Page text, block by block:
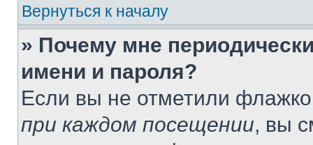
Вернуться к началу
» Почему мне
имени и пароля?
Если вы не отметили
при каждом посещении, вы